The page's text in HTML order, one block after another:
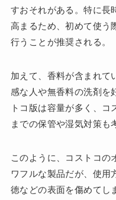
すおそれがある。特に長
高まるため、初めて使う
行うことが推奨される。
加えて、香料が含まれて
感な人や無香料の洗剤を
トコ版は容量が多く、コ
までの保管や湿気対策も
このように、コストコの
ワフルな製品だが、使用
徳などの表面を傷めてし